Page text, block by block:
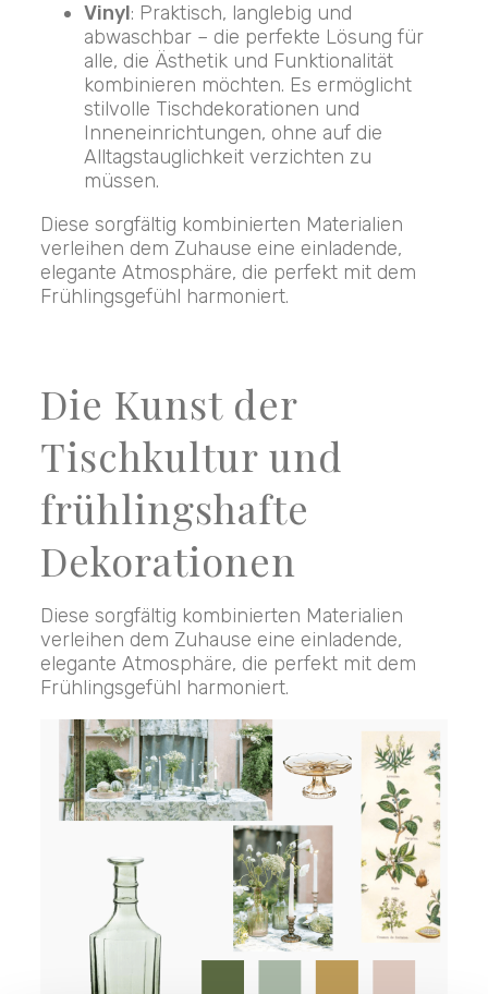
Vinyl: Praktisch, langlebig und
abwaschbar – die perfekte Lösung für
alle, die Ästhetik und Funktionalität
kombinieren möchten. Es ermöglicht
stilvolle Tischdekorationen und
Inneneinrichtungen, ohne auf die
Alltagstauglichkeit verzichten zu
müssen.
Diese sorgfältig kombinierten Materialien
verleihen dem Zuhause eine einladende,
elegante Atmosphäre, die perfekt mit dem
Frühlingsgefühl harmoniert.
Die Kunst der
Tischkultur und
frühlingshafte
Dekorationen
Diese sorgfältig kombinierten Materialien
verleihen dem Zuhause eine einladende,
elegante Atmosphäre, die perfekt mit dem
Frühlingsgefühl harmoniert.